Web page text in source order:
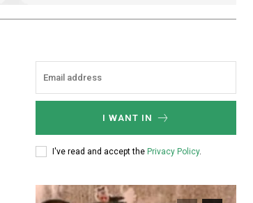
I WANT IN
I've read and accept the Privacy Policy.